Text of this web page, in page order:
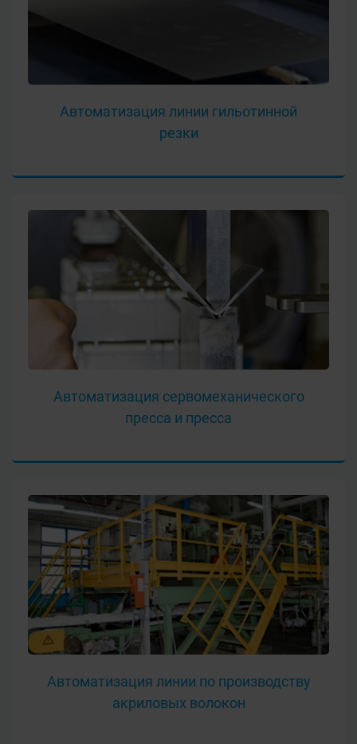
Автоматизация линии гильотинной
резки
Автоматизация сервомеханического
пресса и пресса
Автоматизация линии по производству
акриловых волокон